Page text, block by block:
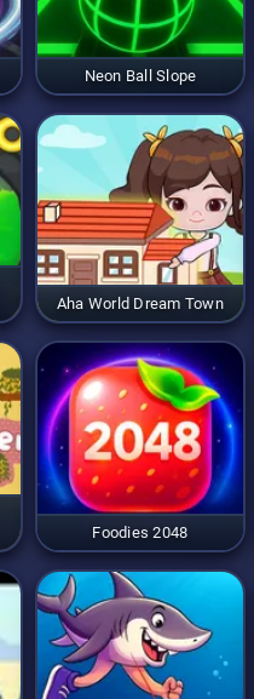
Neon Ball Slope
Aha World Dream Town
Foodies 2048